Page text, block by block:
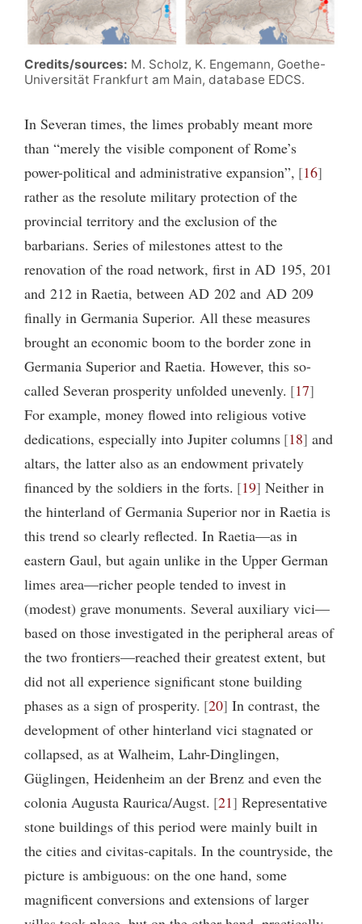
Credits/sources: M. Scholz, K. Engemann, Goethe-
Universität Frankfurt am Main, database EDCS.
In Severan times, the limes probably meant more
than “merely the visible component of Rome’s
power-political and administrative expansion”, 16
rather as the resolute military protection of the
provincial territory and the exclusion of the
barbarians. Series of milestones attest to the
renovation of the road network, first in AD 195, 201
and 212 in Raetia, between AD 202 and AD 209
finally in Germania Superior. All these measures
brought an economic boom to the border zone in
Germania Superior and Raetia. However, this so-
called Severan prosperity unfolded unevenly. 17
For example, money flowed into religious votive
dedications, especially into Jupiter columns 18 and
altars, the latter also as an endowment privately
financed by the soldiers in the forts. 19 Neither in
the hinterland of Germania Superior nor in Raetia is
this trend so clearly reflected. In Raetia—as in
eastern Gaul, but again unlike in the Upper German
limes area—richer people tended to invest in
(modest) grave monuments. Several auxiliary vici—
based on those investigated in the peripheral areas of
the two frontiers—reached their greatest extent, but
did not all experience significant stone building
phases as a sign of prosperity. 20 In contrast, the
development of other hinterland vici stagnated or
collapsed, as at Walheim, Lahr-Dinglingen,
Güglingen, Heidenheim an der Brenz and even the
colonia Augusta Raurica/Augst. 21 Representative
stone buildings of this period were mainly built in
the cities and civitas-capitals. In the countryside, the
picture is ambiguous: on the one hand, some
magnificent conversions and extensions of larger